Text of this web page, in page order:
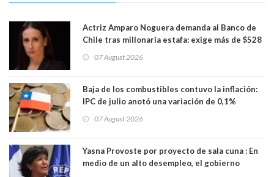
Actriz Amparo Noguera demanda al Banco de
Chile tras millonaria estafa: exige más de $528
07 August 2026
Baja de los combustibles contuvo la inflación:
IPC de julio anotó una variación de 0,1%
07 August 2026
Yasna Provoste por proyecto de sala cuna : En
medio de un alto desempleo, el gobierno